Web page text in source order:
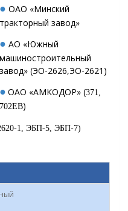
● ОАО «Минский
тракторный завод»
● АО «Южный
машиностроительный
завод» (ЭО-2626,ЭО-2621)
● ОАО «АМКОДОР» (371,
702ЕВ)
1, ЭБП-5, ЭБП-7)